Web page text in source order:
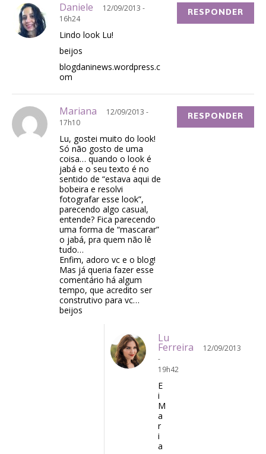
Daniele
12/09/2013 -
16h24
Lindo look Lu!
beijos
blogdaninews.wordpress.c
om
RESPONDER
Mariana
12/09/2013 -
17h10
Lu, gostei muito do look!
Só não gosto de uma
coisa… quando o look é
jabá e o seu texto é no
sentido de “estava aqui de
bobeira e resolvi
fotografar esse look”,
parecendo algo casual,
entende? Fica parecendo
uma forma de “mascarar”
o jabá, pra quem não lê
tudo…
Enfim, adoro vc e o blog!
Mas já queria fazer esse
comentário há algum
tempo, que acredito ser
construtivo para vc…
beijos
RESPONDER
Lu
Ferreira
12/09/2013
-
19h42
E
i
M
a
r
i
a